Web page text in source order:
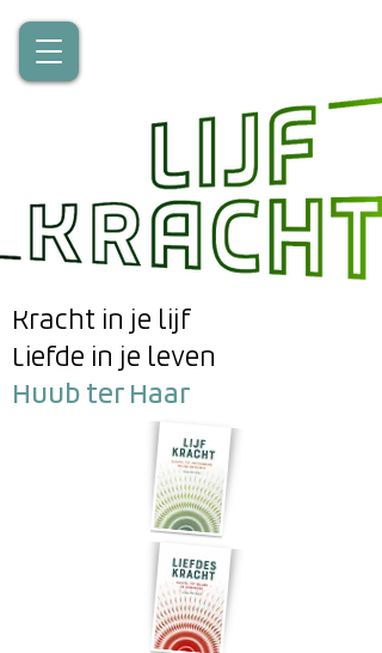
Kracht in je lijf
Liefde in je leven
Huub ter Haar